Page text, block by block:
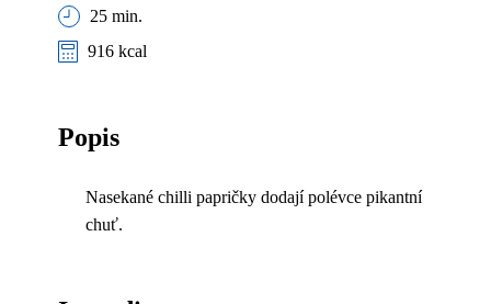
25 min.
916 kcal
Popis
Nasekané chilli papričky dodají polévce pikantní
chuť.